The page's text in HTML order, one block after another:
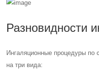
Разновидности
Ингаляционные процедуры по
на три вида: